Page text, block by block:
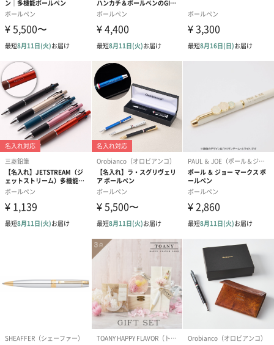
ダンボール装飾（ひま
わり）（720円）
ダンボール装飾（チュ
ーリップ）（720円）
ト）（580円）
ボールペン 名入れ（漢字、ひらがな不可）
※写真は一例です。また、レーザー彫刻で加工しておりますの
で、加工時の色や見た目などは商品の材質により変わります。
（漢字、ひらがな不可）